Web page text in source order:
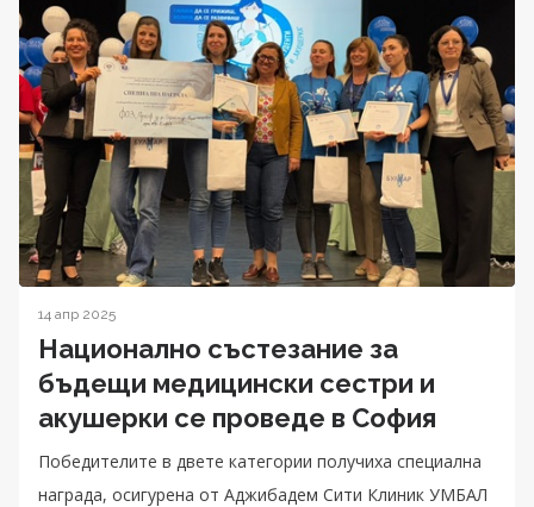
14 апр 2025
Национално състезание за
бъдещи медицински сестри и
акушерки се проведе в София
Победителите в двете категории получиха специална
награда, осигурена от Аджибадем Сити Клиник УМБАЛ